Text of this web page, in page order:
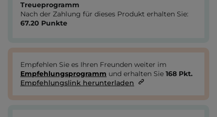
Treueprogramm
Nach der Zahlung für dieses Produkt erhalten Sie:
67.20 Punkte
Empfehlen Sie es Ihren Freunden weiter im
Empfehlungsprogramm und erhalten Sie 168 Pkt.
Empfehlungslink herunterladen